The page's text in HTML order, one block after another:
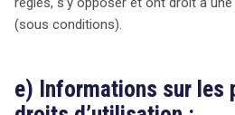
(sous conditions).
e) Informations sur les